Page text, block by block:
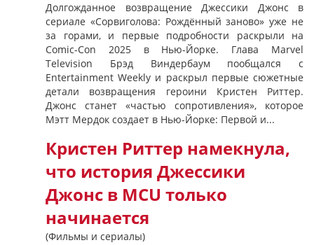
Долгожданное возвращение Джессики Джонс в
сериале «Сорвиголова: Рождённый заново» уже не
за горами, и первые подробности раскрыли на
Comic-Con 2025 в Нью-Йорке. Глава Marvel
Television Брэд Виндербаум пообщался с
Entertainment Weekly и раскрыл первые сюжетные
детали возвращения героини Кристен Риттер.
Джонс станет «частью сопротивления», которое
Мэтт Мердок создает в Нью-Йорке: Первой и...
Кристен Риттер намекнула,
что история Джессики
Джонс в MCU только
начинается
(Фильмы и сериалы)